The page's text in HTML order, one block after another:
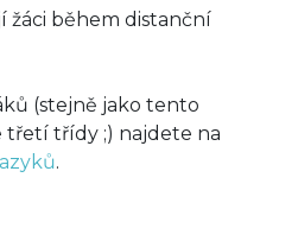
žáci během distanční
(stejně jako tento
třetí třídy ;) najdete na
.